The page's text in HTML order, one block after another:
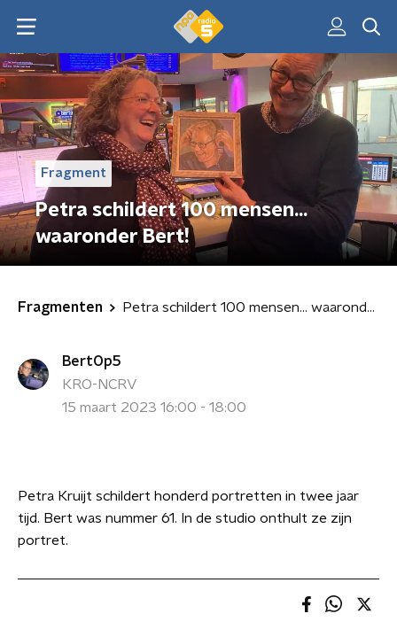
Fragment
Petra schildert 100 mensen...
waaronder Bert!
Fragmenten Petra schildert 100 mensen... waaronder Bert!
BertOp5
KRO-NCRV
15 maart 2023 16:00 - 18:00
Petra Kruijt schildert honderd portretten in twee jaar
tijd. Bert was nummer 61. In de studio onthult ze zijn
portret.